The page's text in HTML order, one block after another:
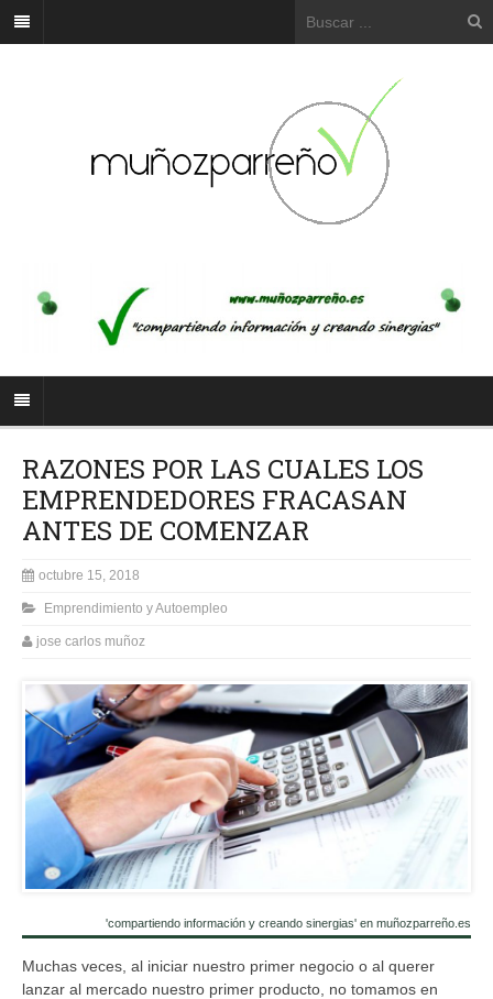
RAZONES POR LAS CUALES LOS
EMPRENDEDORES FRACASAN
ANTES DE COMENZAR
octubre 15, 2018
Emprendimiento y Autoempleo
jose carlos muñoz
'compartiendo información y creando sinergias' en muñozparreño.es
Muchas veces, al iniciar nuestro primer negocio o al querer
lanzar al mercado nuestro primer producto, no tomamos en